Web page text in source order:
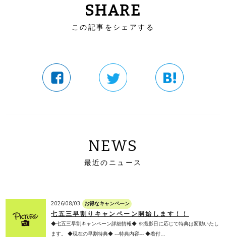
SHARE
この記事をシェアする
NEWS
最近のニュース
2026/08/03 お得なキャンペーン
七五三早割りキャンペーン開始します！！
◆七五三早割キャンペーン詳細情報◆ ※撮影日に応じて特典は変動いたし
ます。 ◆現在の早割特典◆ ---特典内容--- ◆着付…